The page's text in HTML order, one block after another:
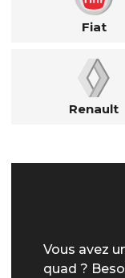
Fiat
Renault
Vous avez
quad ?